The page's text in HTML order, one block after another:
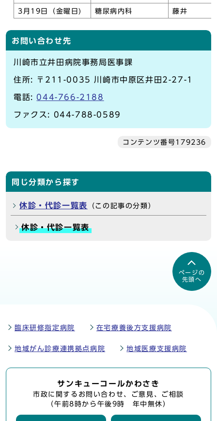
3月19日（金曜日) 糖尿病内科 藤井
お問い合わせ先
川崎市立井田病院事務局医事課
住所: 〒211-0035 川崎市中原区井田2-27-1
電話: 044-766-2188
ファクス: 044-788-0589
コンテンツ番号179236
同じ分類から探す
休診・代診一覧表 （この記事の分類）
休診・代診一覧表
ページの
先頭へ
臨床研修指定病院 在宅療養後方支援病院
地域がん診療連携拠点病院 地域医療支援病院
サンキューコールかわさき
市政に関するお問い合わせ、ご意見、ご相談
（午前8時から午後9時 年中無休）